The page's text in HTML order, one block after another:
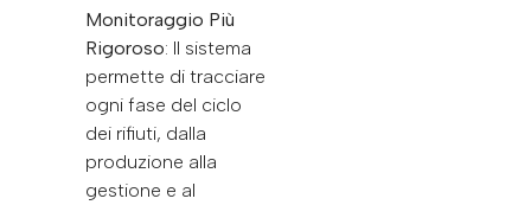
Monitoraggio Più
Rigoroso: Il sistema
permette di tracciare
ogni fase del ciclo
dei rifiuti, dalla
produzione alla
gestione e al